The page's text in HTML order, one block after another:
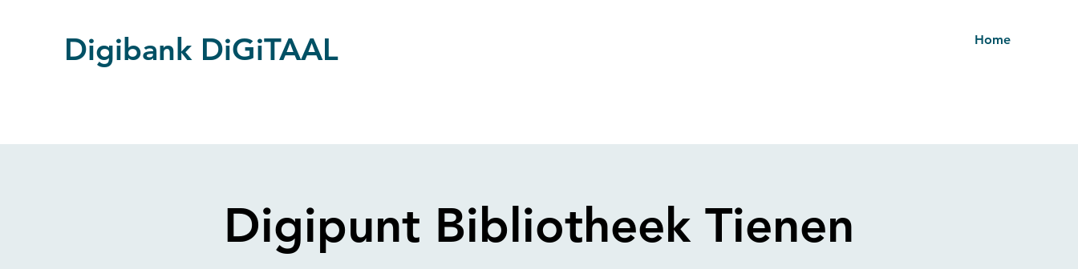
Digibank DiGiTAAL Home
Digipunt Bibliotheek Tienen